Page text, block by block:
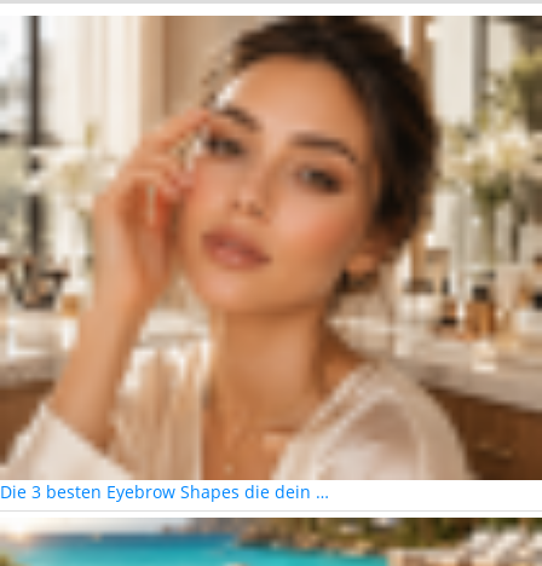
Die 3 besten Eyebrow Shapes die dein …